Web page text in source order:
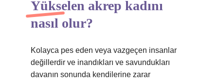
Yükselen akrep kadını
nasıl olur?
Kolayca pes eden veya vazgeçen insanlar
değillerdir ve inandıkları ve savundukları
davanın sonunda kendilerine zarar